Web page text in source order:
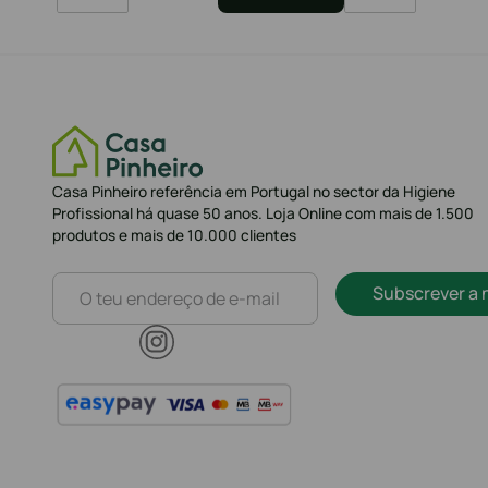
Casa Pinheiro referência em Portugal no sector da Higiene
Profissional há quase 50 anos. Loja Online com mais de 1.500
produtos e mais de 10.000 clientes
Subscrever a